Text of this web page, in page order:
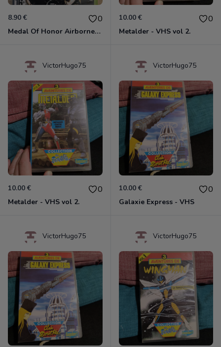
8.90 € 0
Medal Of Honor Airborne Xbox 360
10.00 € 0
Metalder - VHS vol 2.
VictorHugo75
10.00 € 0
Metalder - VHS vol 2.
VictorHugo75
10.00 € 0
Galaxie Express - VHS
VictorHugo75 VictorHugo75